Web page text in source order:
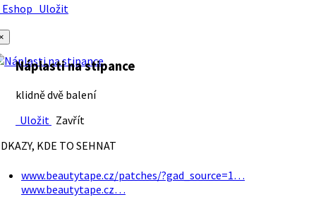
Uložit
Náplasti na stipance
klidně dvě balení
Uložit Zavřít
KDE TO SEHNAT
www.beautytape.cz/patches/?gad_source=1…
www.beautytape.cz…